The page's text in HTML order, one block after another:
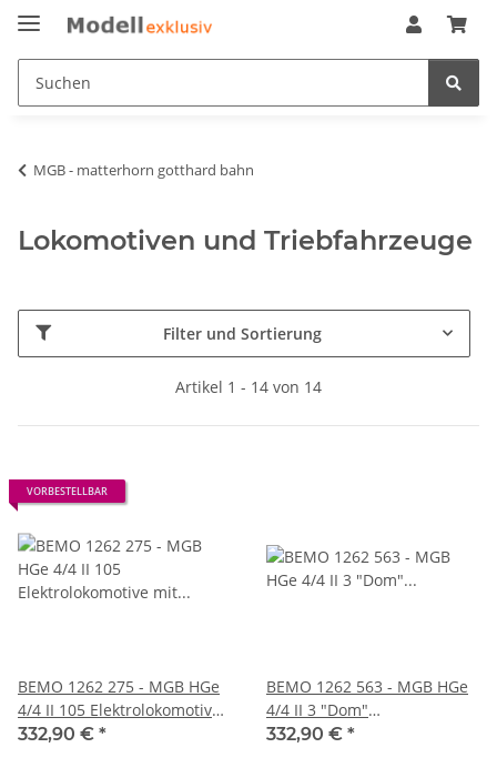
MGB - matterhorn gotthard bahn
Lokomotiven und Triebfahrzeuge
Filter und Sortierung
Artikel 1 - 14 von 14
VORBESTELLBAR
BEMO 1262 275 - MGB HGe
4/4 II 105 Elektrolokomotive
mit Zahnradantrieb, rot
332,90 € *
BEMO 1262 563 - MGB HGe
4/4 II 3 "Dom"
Elektrolokomotive mit
332,90 € *